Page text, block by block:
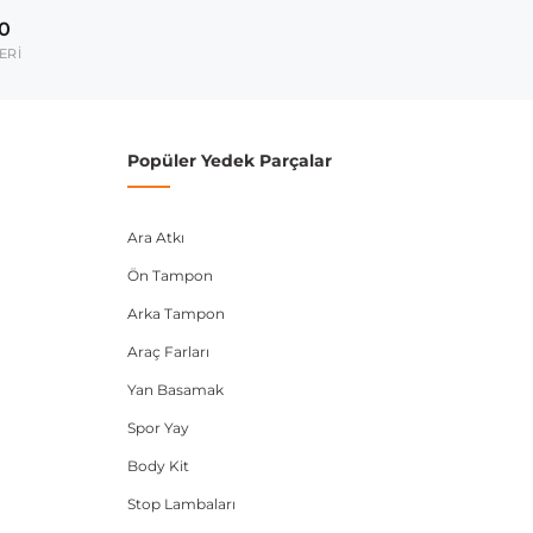
veya şasi numarası ile uyumluluğu kontrol
Popüler Yedek Parçalar
Ara Atkı
Ön Tampon
Arka Tampon
Araç Farları
Yan Basamak
Spor Yay
Body Kit
Stop Lambaları